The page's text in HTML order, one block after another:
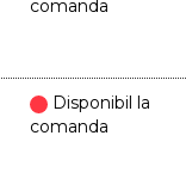
comanda
Disponibil la
comanda